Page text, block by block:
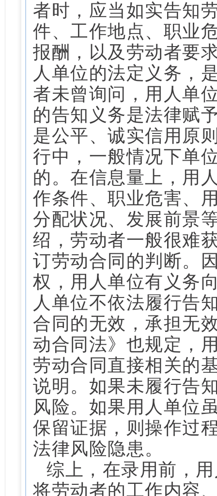
者时，应当如实告知
件、工作地点、职业
报酬，以及劳动者要
人单位的法定义务，
者未曾询问，用人单
的告知义务是法律赋
是公平、诚实信用原
行中，一般情况下单
的。在信息量上，用
作条件、职业危害、
分配状况、发展前景
绍，劳动者一般很难
订劳动合同的判断。
权，用人单位有义务
人单位不依法履行告
合同的无效，承担无
动合同法》也规定，
劳动合同直接相关的
说明。如果未履行告
风险。如果用人单位
保留证据，则操作过
法律风险隐患。
综上，在录用前，
将劳动者的工作内容